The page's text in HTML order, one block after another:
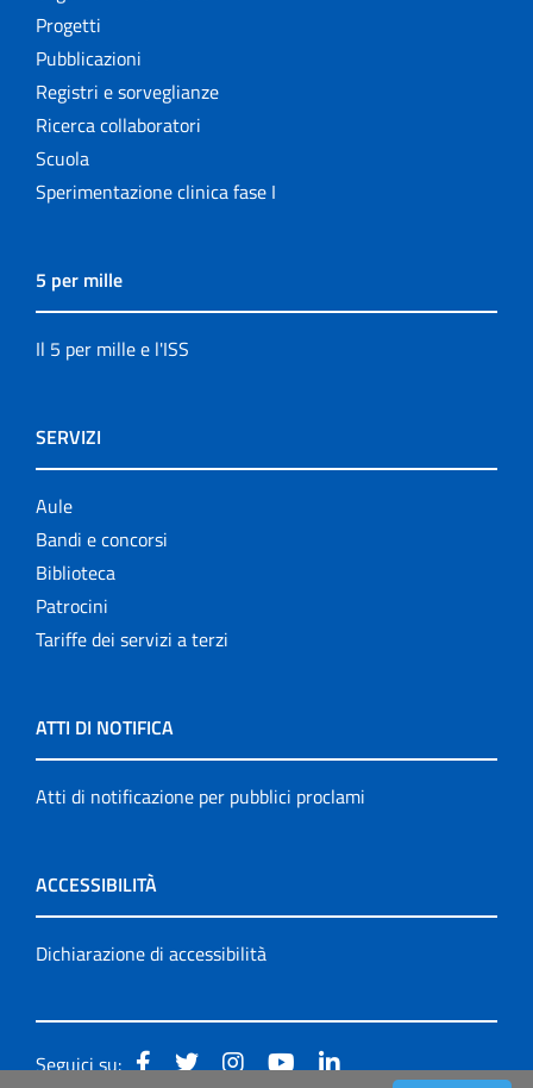
Progetti
Pubblicazioni
Registri e sorveglianze
Ricerca collaboratori
Scuola
Sperimentazione clinica fase I
5 per mille
Il 5 per mille e l'ISS
SERVIZI
Aule
Bandi e concorsi
Biblioteca
Patrocini
Tariffe dei servizi a terzi
ATTI DI NOTIFICA
Atti di notificazione per pubblici proclami
ACCESSIBILITÀ
Dichiarazione di accessibilità
Seguici su: